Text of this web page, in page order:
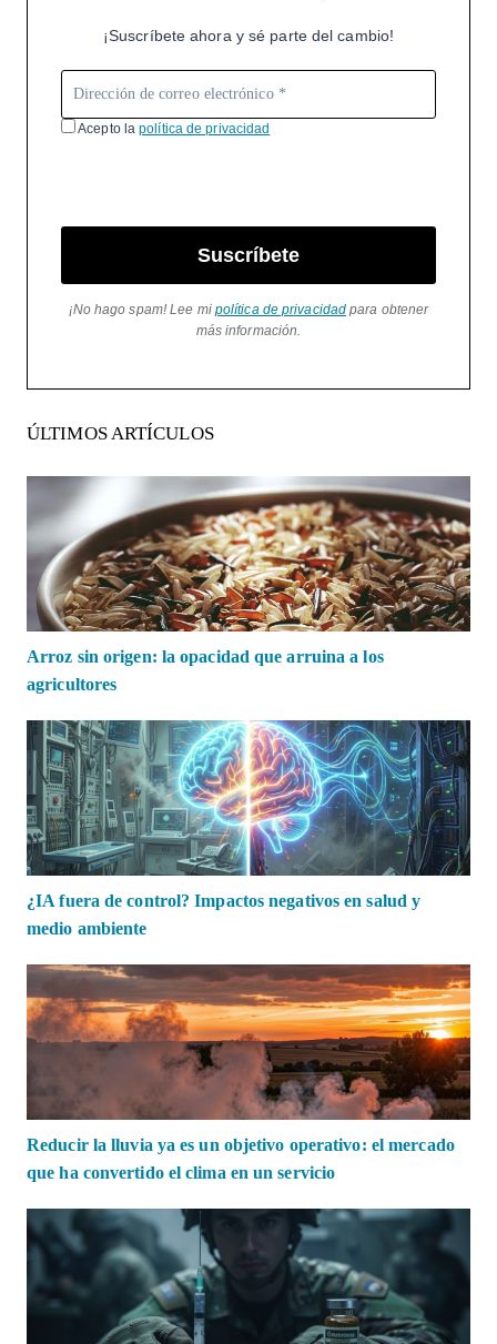
¡Suscríbete ahora y sé parte del cambio!
Acepto lapolítica de privacidad
Suscríbete
¡No hago spam! Lee mi política de privacidad para obtener
más información.
ÚLTIMOS ARTÍCULOS
Arroz sin origen: la opacidad que arruina a los
agricultores
¿IA fuera de control? Impactos negativos en salud y
medio ambiente
Reducir la lluvia ya es un objetivo operativo: el mercado
que ha convertido el clima en un servicio